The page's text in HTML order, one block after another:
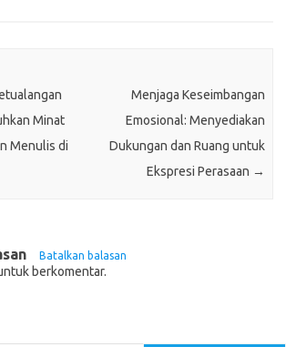
Minat
Menulis di
Menjaga Keseimbangan
Emosional: Menyediakan
Dukungan dan Ruang untuk
Ekspresi Perasaan →
Batalkan balasan
berkomentar.